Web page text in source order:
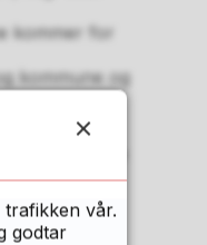
kommer for
kommune og
kan avgjøre
skyss,
for
vår.
godtar